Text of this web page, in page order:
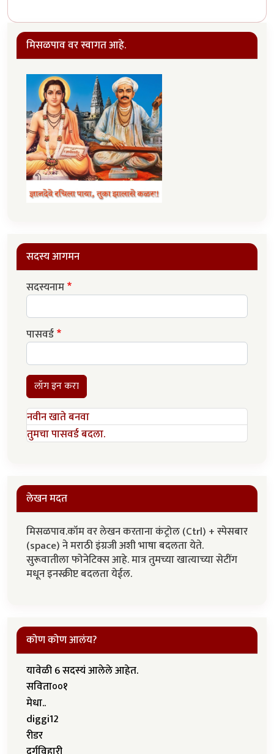
मिसळपाव वर स्वागत आहे.
सदस्य आगमन
सदस्यनाम
पासवर्ड
लॉग इन करा
नवीन खाते बनवा
तुमचा पासवर्ड बदला.
लेखन मदत
मिसळपाव.कॉम वर लेखन करताना कंट्रोल (Ctrl) + स्पेसबार
(space) ने मराठी इंग्रजी अशी भाषा बदलता येते.
सुरूवातीला फोनेटिक्स आहे. मात्र तुमच्या खात्याच्या सेटींग
मधून इनस्क्रीप्ट बदलता येईल.
कोण कोण आलंय?
यावेळी 6 सदस्यं आलेले आहेत.
सविता००१
मेधा..
diggi12
रीडर